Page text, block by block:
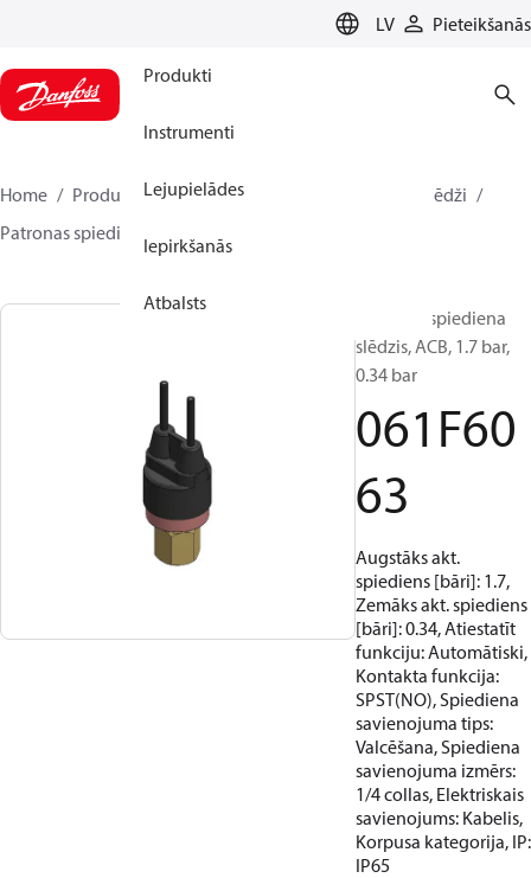
LV Pieteikšanās
Produkti
Instrumenti
Lejupielādes
Iepirkšanās
Atbalsts
Home Produkti Climate Solutions dzesēšanai
Slēdži
Patronas spiediena slēdži
Patronas spiediena
slēdzis, ACB, 1.7 bar,
0.34 bar
061F60
63
Augstāks akt.
spiediens [bāri]: 1.7,
Zemāks akt. spiediens
[bāri]: 0.34, Atiestatīt
funkciju: Automātiski,
Kontakta funkcija:
SPST(NO), Spiediena
savienojuma tips:
Valcēšana, Spiediena
savienojuma izmērs:
1/4 collas, Elektriskais
savienojums: Kabelis,
Korpusa kategorija, IP:
IP65